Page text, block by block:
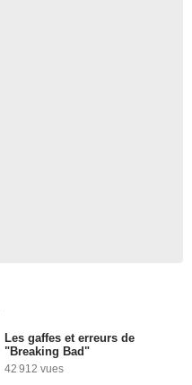
Les gaffes et erreurs de
"Breaking Bad"
42 912 vues